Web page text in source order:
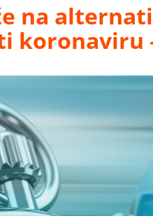
na
koronaviru